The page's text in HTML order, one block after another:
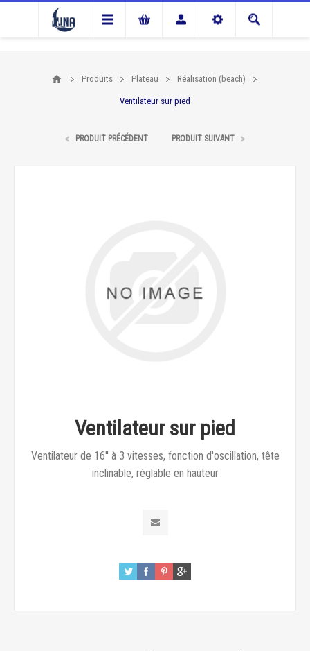
Produits Plateau Réalisation (beach)
Ventilateur sur pied
PRODUIT PRÉCÉDENT PRODUIT SUIVANT
Ventilateur sur pied
Ventilateur de 16'' à 3 vitesses, fonction d'oscillation, tête
inclinable, réglable en hauteur